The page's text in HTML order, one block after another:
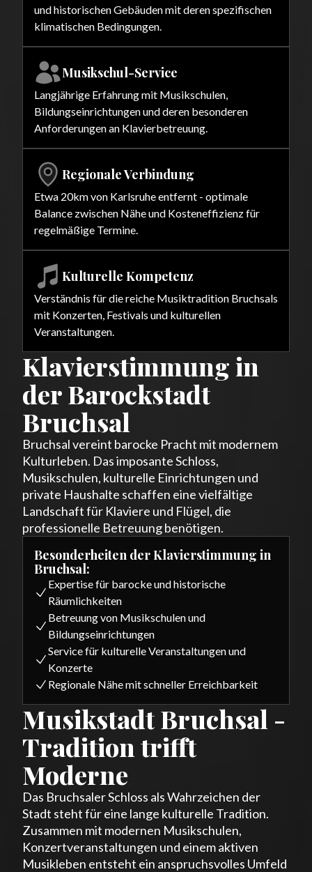
und historischen Gebäuden mit deren spezifischen
klimatischen Bedingungen.
Musikschul-Service
Langjährige Erfahrung mit Musikschulen,
Bildungseinrichtungen und deren besonderen
Anforderungen an Klavierbetreuung.
Regionale Verbindung
Etwa 20km von Karlsruhe entfernt - optimale
Balance zwischen Nähe und Kosteneffizienz für
regelmäßige Termine.
Kulturelle Kompetenz
Verständnis für die reiche Musiktradition Bruchsals
mit Konzerten, Festivals und kulturellen
Veranstaltungen.
Klavierstimmung in
der Barockstadt
Bruchsal
Bruchsal vereint barocke Pracht mit modernem
Kulturleben. Das imposante Schloss,
Musikschulen, kulturelle Einrichtungen und
private Haushalte schaffen eine vielfältige
Landschaft für Klaviere und Flügel, die
professionelle Betreuung benötigen.
Besonderheiten der Klavierstimmung in
Bruchsal:
Expertise für barocke und historische
Räumlichkeiten
Betreuung von Musikschulen und
Bildungseinrichtungen
Service für kulturelle Veranstaltungen und
Konzerte
Regionale Nähe mit schneller Erreichbarkeit
Musikstadt Bruchsal -
Tradition trifft
Moderne
Das Bruchsaler Schloss als Wahrzeichen der
Stadt steht für eine lange kulturelle Tradition.
Zusammen mit modernen Musikschulen,
Konzertveranstaltungen und einem aktiven
Musikleben entsteht ein anspruchsvolles Umfeld